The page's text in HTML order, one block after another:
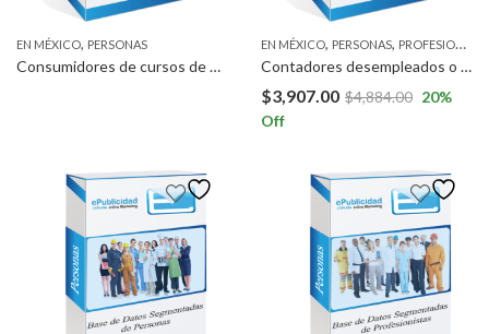
EN MÉXICO, PERSONAS
Consumidores de cursos de panadería y repostería en la zona metropolitana del valle de México.
EN MÉXICO, PERSONAS, PROFESIONISTAS
Contadores desempleados o trabajando en empresas (No en despachos) a Nivel Nacional.
$3,907.00 $4,884.00 20%
Off